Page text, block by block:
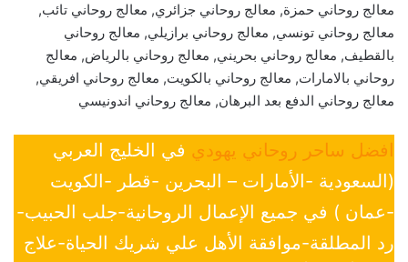
معالج روحاني حمزة, معالج روحاني جزائري, معالج روحاني تائب,
معالج روحاني تونسي, معالج روحاني برازيلي, معالج روحاني
بالقطيف, معالج روحاني بحريني, معالج روحاني بالرياض, معالج
روحاني بالامارات, معالج روحاني بالكويت, معالج روحاني افريقي,
معالج روحاني الدفع بعد البرهان, معالج روحاني اندونيسي
افضل ساحر روحاني يهودي في الخليج العربي
(السعودية -الأمارات – البحرين -قطر -الكويت
-عمان ) في جميع الإعمال الروحانية-جلب الحبيب-
رد المطلقة-موافقة الأهل علي شريك الحياة-علاج